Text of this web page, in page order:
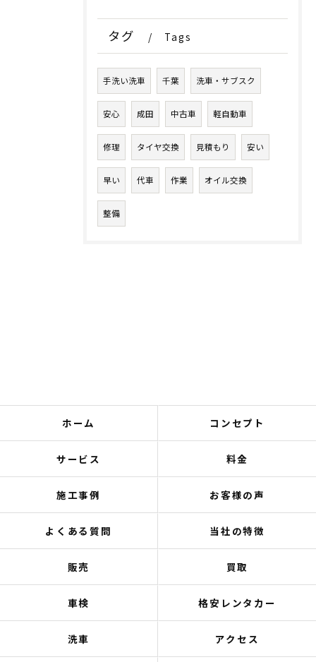
タグ Tags
手洗い洗車 千葉 洗車・サブスク
安心 成田 中古車 軽自動車
修理 タイヤ交換 見積もり 安い
早い 代車 作業 オイル交換
整備
ホーム コンセプト
サービス 料金
施工事例 お客様の声
よくある質問 当社の特徴
販売 買取
車検 格安レンタカー
洗車 アクセス